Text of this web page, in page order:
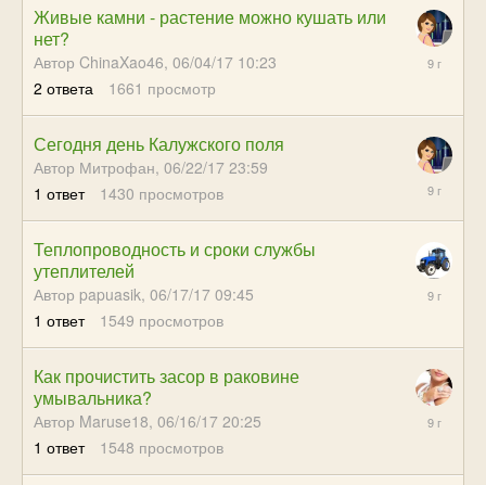
Живые камни - растение можно кушать или
нет?
Автор ChinaXao46, 06/04/17 10:23
2 ответа 1661 просмотр
06/23/17
Сегодня день Калужского поля
Автор Митрофан, 06/22/17 23:59
1 ответ 1430 просмотров
06/23/17
Теплопроводность и сроки службы
утеплителей
Автор papuasik, 06/17/17 09:45
1 ответ 1549 просмотров
06/19/17
Как прочистить засор в раковине
умывальника?
Автор Maruse18, 06/16/17 20:25
1 ответ 1548 просмотров
06/19/17